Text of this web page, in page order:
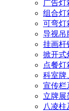
广告灯
组合灯
可弯灯
导视吊
挂画杆
掀开式
点餐灯
科室牌
宣传栏
立牌展
八凌柱